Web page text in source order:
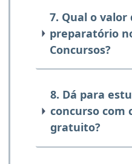
7. Qual o
preparatório
Concursos?
8. Dá para
concurso com
gratuito?